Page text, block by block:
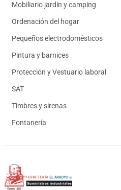
Mobiliario jardín y camping
Ordenación del hogar
Pequeños electrodomésticos
Pintura y barnices
Protección y Vestuario laboral
SAT
Timbres y sirenas
Fontanería